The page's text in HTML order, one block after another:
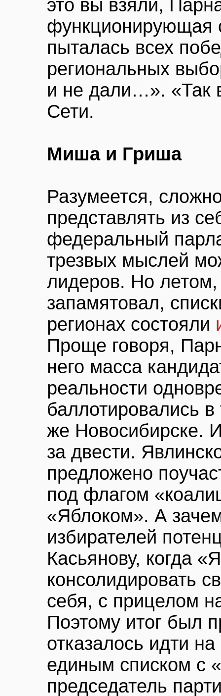
это вы взяли,
функционирующая
пыталась всех
региональных
и не дали…». «Так
Сети.
Миша и Гриша
Разумеется,
представлять из
федеральный
трезвых мыслей
лидеров. Но летом,
запамятовал,
регионах состояли
Проще говоря,
него масса
реальности
баллотировались
же Новосибирске.
за двести.
предложено
под флагом
«Яблоком». А
избирателей
Касьянову, когда
консолидировать
себя, с прицелом
Поэтому итог был
отказалось идти
единым списком с
председатель